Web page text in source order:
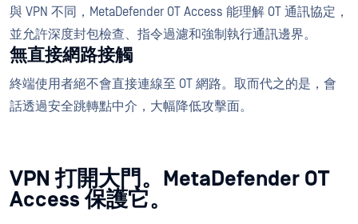
與 VPN 不同，MetaDefender OT Access 能理解 OT 通訊協定，
並允許深度封包檢查、指令過濾和強制執行通訊邊界。
無直接網路接觸
終端使用者絕不會直接連線至 OT 網路。取而代之的是，會
話透過安全跳轉點中介，大幅降低攻擊面。
VPN 打開大門。MetaDefender OT
Access 保護它。